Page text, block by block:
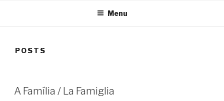
Menu
POSTS
A Família / La Famiglia